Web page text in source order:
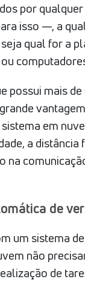
por
isso —, a
qual for a
possui mais de
em
a distância
na
de
um sistema
não
de